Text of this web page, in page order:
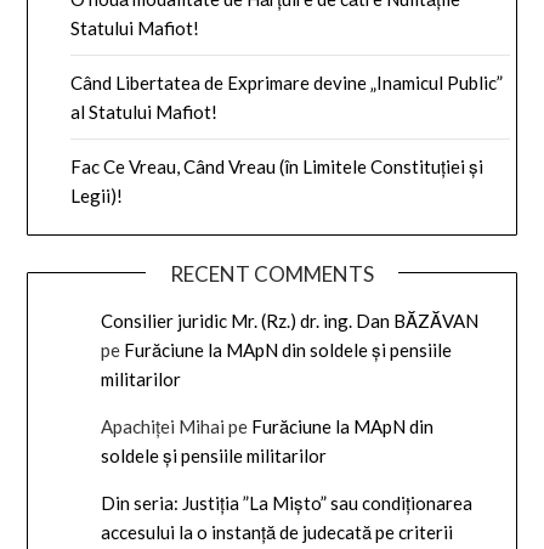
Statului Mafiot!
Când Libertatea de Exprimare devine „Inamicul Public”
al Statului Mafiot!
Fac Ce Vreau, Când Vreau (în Limitele Constituției și
Legii)!
RECENT COMMENTS
Consilier juridic Mr. (Rz.) dr. ing. Dan BĂZĂVAN
pe Furăciune la MApN din soldele și pensiile
militarilor
Apachiței Mihai pe Furăciune la MApN din
soldele și pensiile militarilor
Din seria: Justiția ”La Mișto” sau condiționarea
accesului la o instanță de judecată pe criterii